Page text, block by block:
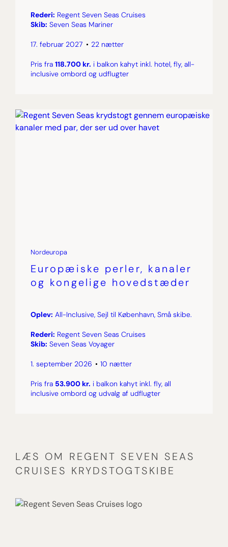
Rederi: Regent Seven Seas Cruises
Skib: Seven Seas Mariner
17. februar 2027 22 nætter
Pris fra 118.700 kr. i balkon kahyt inkl. hotel, fly, all-
inclusive ombord og udflugter
Nordeuropa
Europæiske perler, kanaler
og kongelige hovedstæder
Oplev: All-Inclusive, Sejl til København, Små skibe.
Rederi: Regent Seven Seas Cruises
Skib: Seven Seas Voyager
1. september 2026 10 nætter
Pris fra 53.900 kr. i balkon kahyt inkl. fly, all
inclusive ombord og udvalg af udflugter
LÆS OM REGENT SEVEN SEAS
CRUISES KRYDSTOGTSKIBE